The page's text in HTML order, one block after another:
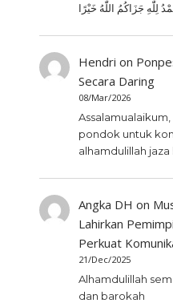
لِلّٰهِ جَزَاكُمُ اللّٰهُ خَيْرًا
Hendri on
Secara Daring
08/Mar/2026
pondok untuk
alhamdulillah
Angka DH on
Lahirkan
Perkuat
21/Dec/2025
Alhamdulillah
dan barokah